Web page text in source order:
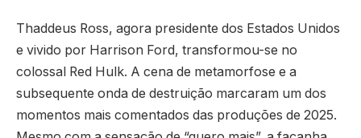
Thaddeus Ross, agora presidente dos Estados Unidos
e vivido por Harrison Ford, transformou-se no
colossal Red Hulk. A cena de metamorfose e a
subsequente onda de destruição marcaram um dos
momentos mais comentados das produções de 2025.